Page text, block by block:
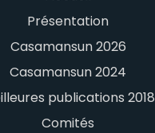
Présentation
Casamansun 2026
Casamansun 2024
publications 2018
Comités